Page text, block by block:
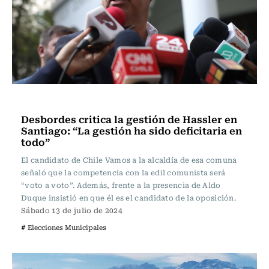
Desbordes critica la gestión de Hassler en
Santiago: “La gestión ha sido deficitaria en
todo”
El candidato de Chile Vamos a la alcaldía de esa comuna
señaló que la competencia con la edil comunista será
“voto a voto”. Además, frente a la presencia de Aldo
Duque insistió en que él es el candidato de la oposición.
Sábado 13 de julio de 2024
# Elecciones Municipales